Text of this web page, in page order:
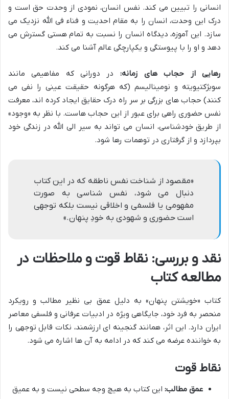
انسانی را تبیین می کند. نفس انسان، نمودی از وحدت حق است و
درک این وحدت، انسان را به مقام احدیت و فناء فی الله نزدیک می
سازد. این آموزه، دیدگاه انسان را نسبت به تمام هستی گسترش می
دهد و او را با پیوستگی و یکپارچگی عالم آشنا می کند.
رهایی از حجاب های زمانه: در دورانی که مفاهیمی مانند
سوبژکتیویته و نومینالیسم (که هرگونه حقیقت عینی را نفی می
کنند) حجاب های بزرگی بر سر راه درک حقایق ایجاد کرده اند، معرفت
نفس حضوری راهی برای عبور از این حجاب هاست. با نظر به «وجود»
از طریق خودشناسی، انسان می تواند به سیر الی الله در زندگی خود
بپردازد و از گرفتاری در توهمات رها شود.
«مقصود از شناخت نفس ناطقه که در این کتاب
دنبال می شود، نفس شناسی به صورت
مفهومی یا فلسفی و اخلاقی نیست بلکه توجهی
است حضوری و شهودی به خودِ پنهان.»
نقد و بررسی: نقاط قوت و ملاحظات در
مطالعه کتاب
کتاب «خویشتن پنهان» به دلیل عمق بی نظیر مطالب و رویکرد
منحصر به فرد خود، جایگاهی ویژه در ادبیات عرفانی و فلسفی معاصر
ایران دارد. این اثر، همانند گنجینه ای ارزشمند، نکات قابل توجهی را
به خواننده عرضه می کند که در ادامه به آن ها اشاره می شود.
نقاط قوت
عمق مطالب: این کتاب به هیچ وجه سطحی نیست و به عمیق